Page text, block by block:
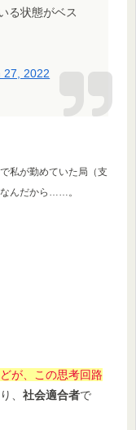
る状態がベス
27, 2022
私が勤めていた局（支
んだから……。
が、この思考回路
、 社会適合者で